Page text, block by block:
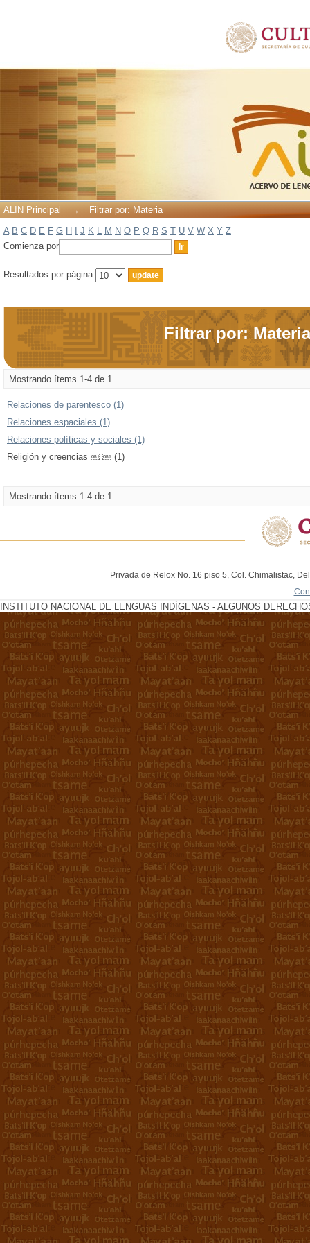
ALIN Principal →
Filtrar por: Materia
A B C D E F G H J K L M N O P Q R S T U V W X Y Z
Comienza por
Resultados por página:
Filtrar por: Materia
Mostrando ítems 1-4 de 1
Relaciones de parentesco (1)
Relaciones espaciales (1)
Relaciones políticas y sociales (1)
Religión y creencias ￼ ￼ (1)
Mostrando ítems 1-4 de 1
Privada de Relox No. 16 piso 5, Col. Chimalistac,
INSTITUTO NACIONAL DE LENGUAS INDÍGENAS - ALGUNOS